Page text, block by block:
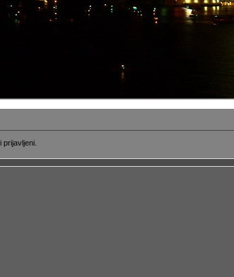
i prijavljeni.